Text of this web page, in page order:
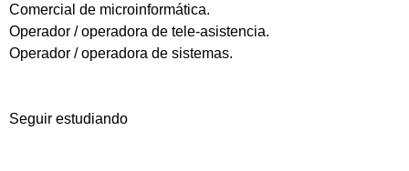
Comercial de microinformática.
Operador / operadora de tele-asistencia.
Operador / operadora de sistemas.
Seguir estudiando